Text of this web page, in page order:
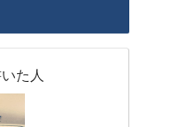
た人